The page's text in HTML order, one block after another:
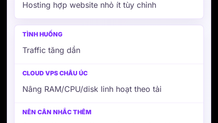
Traffic tăng dần
Nâng RAM/CPU/disk linh hoạt theo tải
Server riêng hợp tải cao, ổn định lâu dài